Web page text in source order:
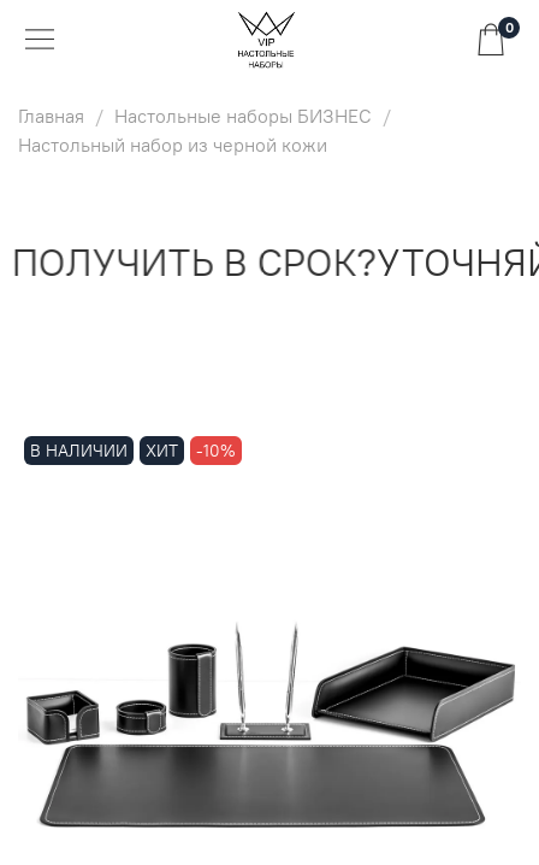
0
Главная
Настольные наборы БИЗНЕС
Настольный набор из черной кожи
В СРОК?
В НАЛИЧИИ ХИТ -10%